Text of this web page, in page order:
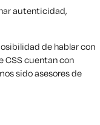
autenticidad,
de hablar con
CSS cuentan con
sido asesores de